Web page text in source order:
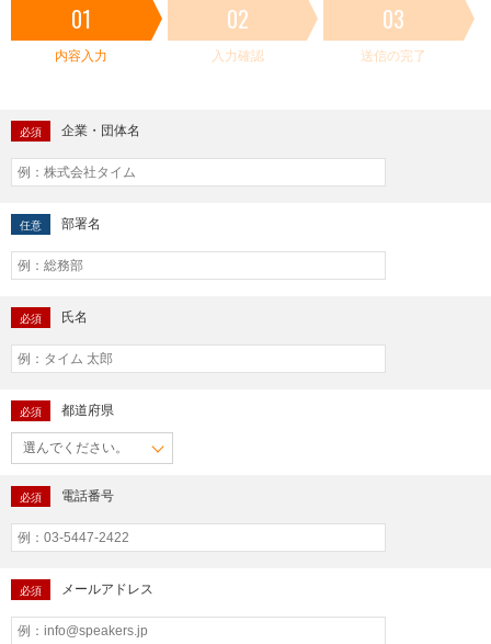
01
内容入力
02
入力確認
03
送信の完了
必須 企業・団体名
任意 部署名
必須 氏名
必須 都道府県
必須 電話番号
必須 メールアドレス